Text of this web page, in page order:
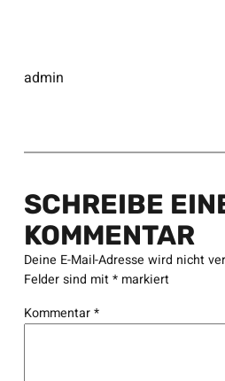
admin
SCHREIBE
KOMMENTAR
Deine E-Mail-Adresse wird nicht
Felder sind mit*markiert
Kommentar*